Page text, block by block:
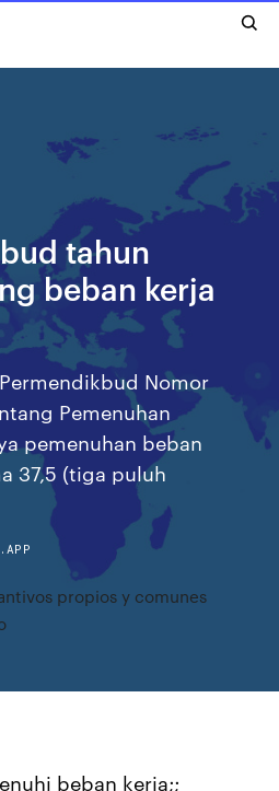
tahun
beban kerja
Nomor
Pemenuhan
pemenuhan beban
37,5 (tiga puluh
propios y comunes
beban kerja;;